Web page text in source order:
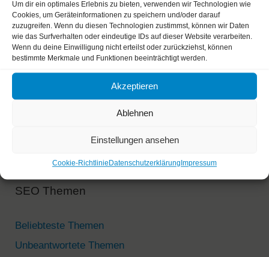
Um dir ein optimales Erlebnis zu bieten, verwenden wir Technologien wie
Cookies, um Geräteinformationen zu speichern und/oder darauf
zuzugreifen. Wenn du diesen Technologien zustimmst, können wir Daten
wie das Surfverhalten oder eindeutige IDs auf dieser Website verarbeiten.
Wenn du deine Einwilligung nicht erteilst oder zurückziehst, können
bestimmte Merkmale und Funktionen beeinträchtigt werden.
Akzeptieren
Ablehnen
Einstellungen ansehen
Cookie-Richtlinie Datenschutzerklärung Impressum
A
Diese Website verwendet Akismet, um Spam zu
Erfahre, wie deine Kommentardaten verarbeitet
SEO Themen
Beliebteste Themen
Unbeantwortete Themen